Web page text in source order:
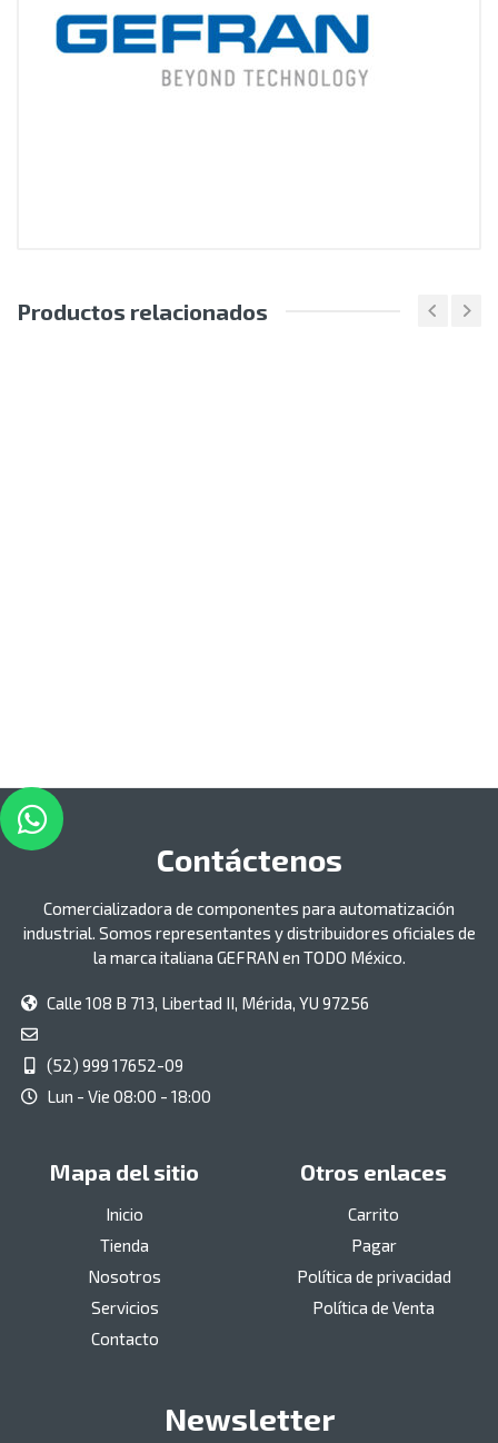
Productos relacionados
Contáctenos
Comercializadora de componentes para automatización
industrial. Somos representantes y distribuidores oficiales de
la marca italiana GEFRAN en TODO México.
Calle 108 B 713, Libertad II, Mérida, YU 97256
(52) 999 17652-09
Lun - Vie 08:00 - 18:00
Mapa del sitio
Inicio
Tienda
Nosotros
Servicios
Contacto
Otros enlaces
Carrito
Pagar
Política de privacidad
Política de Venta
Newsletter